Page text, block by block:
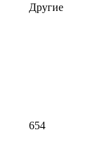
Другие
654